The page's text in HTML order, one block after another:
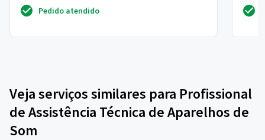
Pedido atendido
Veja serviços similares para Profissional
de Assistência Técnica de Aparelhos de
Som